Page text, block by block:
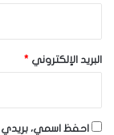
البريد الإلكتروني *
احفظ اسمي، بريدي